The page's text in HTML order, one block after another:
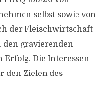
selbst sowie von
der Fleischwirtschaft
den gravierenden
Erfolg. Die Interessen
den Zielen des